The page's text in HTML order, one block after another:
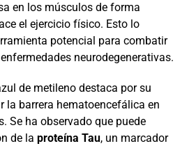
en los músculos de forma
el ejercicio físico. Esto lo
potencial para combatir
neurodegenerativas.
de metileno destaca por su
la barrera hematoencefálica en
Se ha observado que puede
de la proteína Tau, un marcador